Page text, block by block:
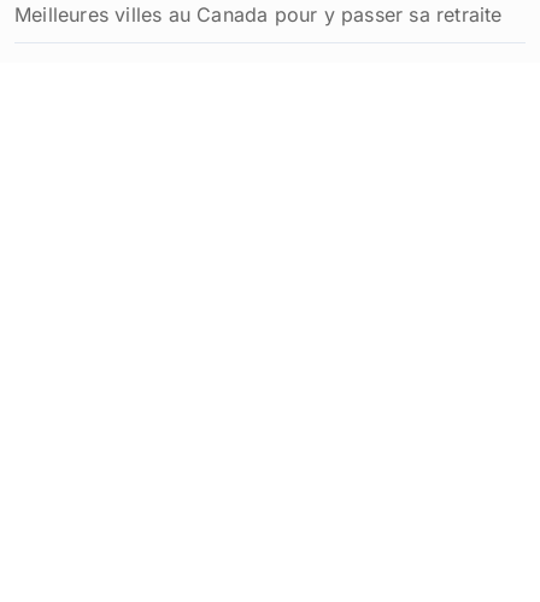
Meilleures villes au Canada pour y passer sa retraite